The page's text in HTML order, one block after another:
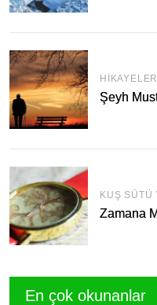
HIKAYELER
Şeyh
KUŞ SÜTÜ
Zamana
En çok okunanlar